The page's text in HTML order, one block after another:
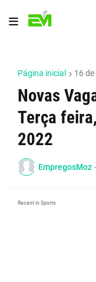
Página inicial 16
Novas
Terça
2022
EmpregosMoz -
Recent in Sports